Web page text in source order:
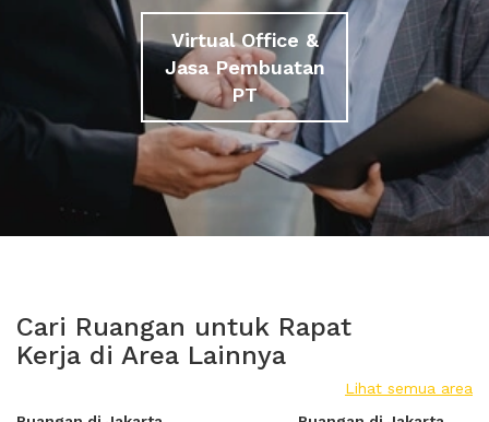
Virtual Office &
Jasa Pembuatan
PT
Cari Ruangan untuk Rapat
Kerja di Area Lainnya
Lihat semua area